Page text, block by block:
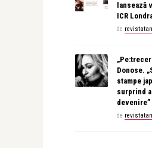
lansează
ICR
de
Donose.
stampe
surprind
devenire”
de